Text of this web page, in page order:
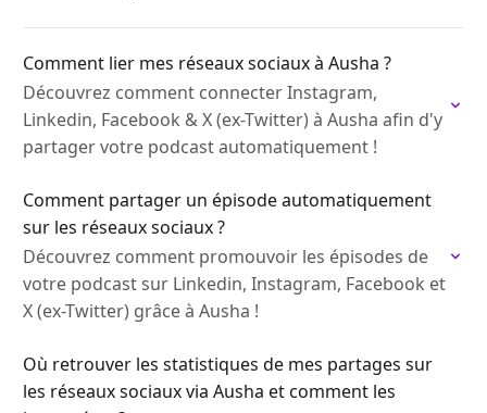
Comment lier mes réseaux sociaux à Ausha ?
Découvrez comment connecter Instagram,
Linkedin, Facebook & X (ex-Twitter) à Ausha afin d'y
partager votre podcast automatiquement !
Comment partager un épisode automatiquement
sur les réseaux sociaux ?
Découvrez comment promouvoir les épisodes de
votre podcast sur Linkedin, Instagram, Facebook et
X (ex-Twitter) grâce à Ausha !
Où retrouver les statistiques de mes partages sur
les réseaux sociaux via Ausha et comment les